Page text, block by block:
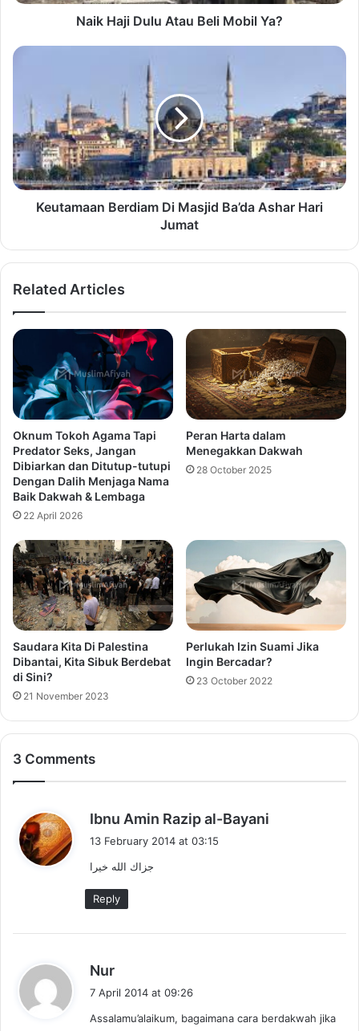
Naik Haji Dulu Atau Beli Mobil Ya?
Keutamaan Berdiam Di Masjid Ba’da Ashar Hari
Jumat
Related Articles
Oknum Tokoh Agama Tapi
Predator Seks, Jangan
Dibiarkan dan Ditutup-tutupi
Dengan Dalih Menjaga Nama
Baik Dakwah & Lembaga
22 April 2026
Peran Harta dalam
Menegakkan Dakwah
28 October 2025
Saudara Kita Di Palestina
Dibantai, Kita Sibuk Berdebat
di Sini?
21 November 2023
Perlukah Izin Suami Jika
Ingin Bercadar?
23 October 2022
3 Comments
Ibnu Amin Razip al-Bayani
13 February 2014 at 03:15
جزاك الله خيرا
Reply
Nur
s
7 April 2014 at 09:26
Assalamu’alaikum, bagaimana cara berdakwah jika